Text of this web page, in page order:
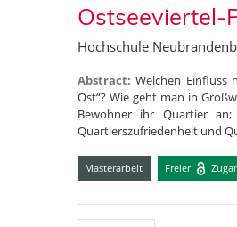
Ostseeviertel-
Hochschule
Abstract:Welchen Einfluss
Ost“? Wie geht man in
Bewohner ihr Quartier an;
Quartierszufriedenheit und
Masterarbeit Freier